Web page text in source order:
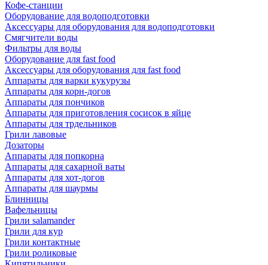
Кофе-станции
Оборудование для водоподготовки
Аксессуары для оборудования для водоподготовки
Смягчители воды
Фильтры для воды
Оборудование для fast food
Аксессуары для оборудования для fast food
Аппараты для варки кукурузы
Аппараты для корн-догов
Аппараты для пончиков
Аппараты для приготовления сосисок в яйце
Аппараты для трдельников
Грили лавовые
Дозаторы
Аппараты для попкорна
Аппараты для сахарной ваты
Аппараты для хот-догов
Аппараты для шаурмы
Блинницы
Вафельницы
Грили salamander
Грили для кур
Грили контактные
Грили роликовые